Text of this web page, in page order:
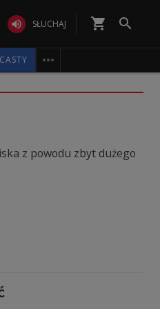
 SŁUCHAJ shopping_cart 

z powodu zbyt dużego